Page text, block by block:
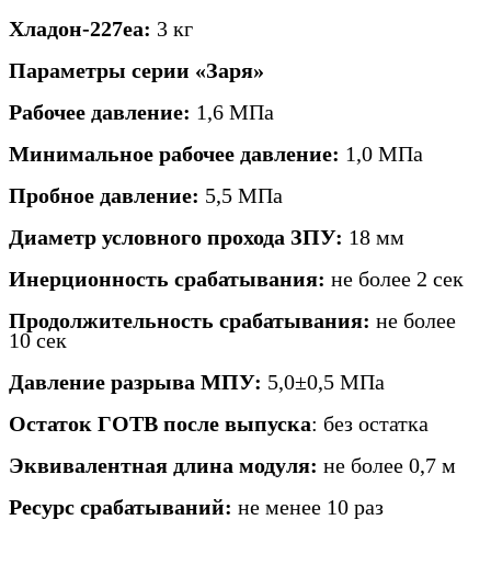
Хладон-227еа: 3 кг
Параметры серии «Заря»
Рабочее давление: 1,6 МПа
Минимальное рабочее давление: 1,0 МПа
Пробное давление: 5,5 МПа
Диаметр условного прохода ЗПУ: 18 мм
Инерционность срабатывания: не более 2 сек
Продолжительность срабатывания: не более
10 сек
Давление разрыва МПУ: 5,0±0,5 МПа
Остаток ГОТВ после выпуска: без остатка
Эквивалентная длина модуля: не более 0,7 м
Ресурс срабатываний: не менее 10 раз